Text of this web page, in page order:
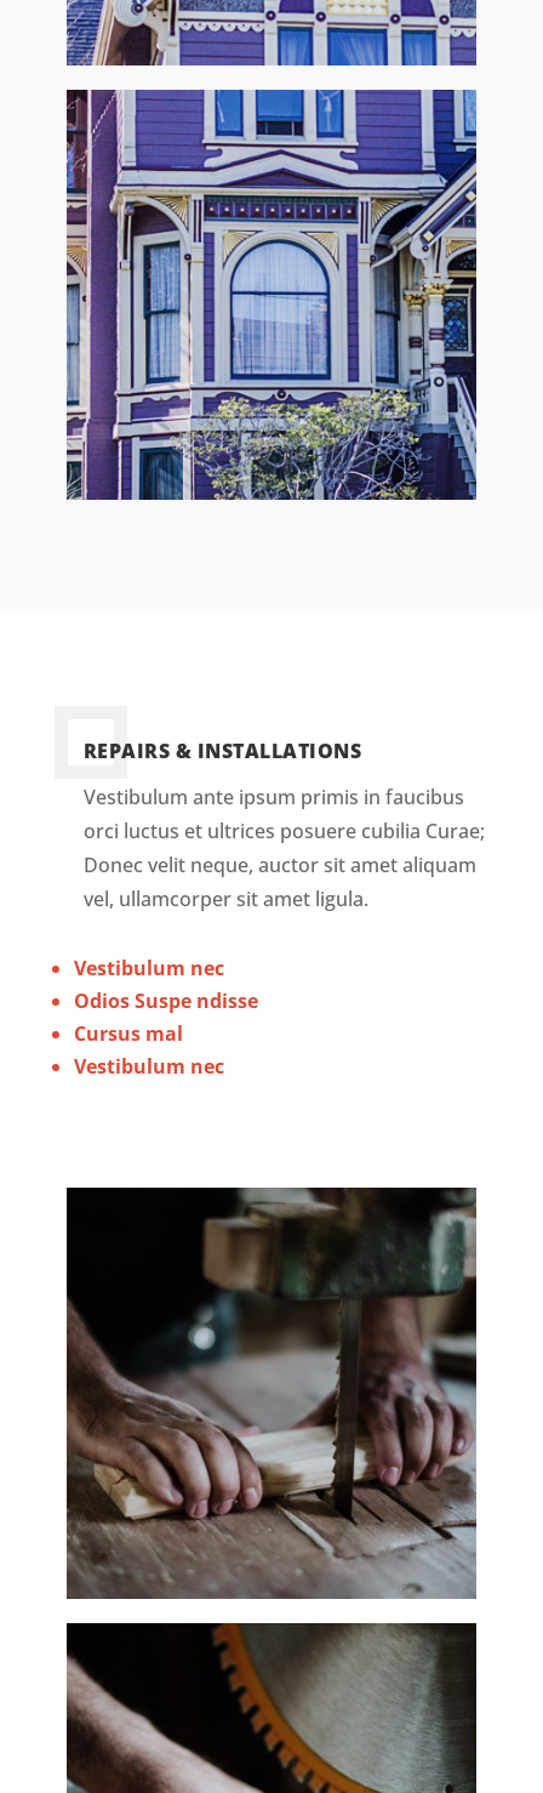
REPAIRS & INSTALLATIONS
Vestibulum ante ipsum primis in faucibus
orci luctus et ultrices posuere cubilia Curae;
Donec velit neque, auctor sit amet aliquam
vel, ullamcorper sit amet ligula.
Vestibulum nec
Odios Suspe ndisse
Cursus mal
Vestibulum nec